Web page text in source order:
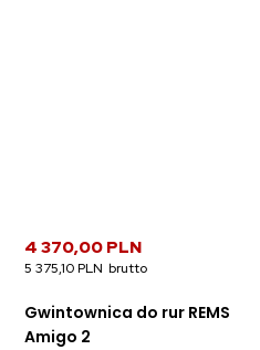
Gwintownica do rur REMS
Amigo 2
4 370,00 PLN
5 375,10 PLN